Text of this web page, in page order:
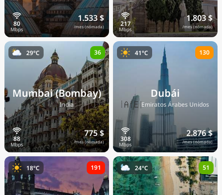
1.533 $
/mes (nómada)
1.803 $
/mes (nómada)
Mumbai (Bombay)
🇮🇳India
775 $
/mes (nómada)
29°C 36
Dubái
🇦🇪Emiratos Árabes Unidos
2.876 $
/mes (nómada)
41°C 130
18°C 191 24°C 51